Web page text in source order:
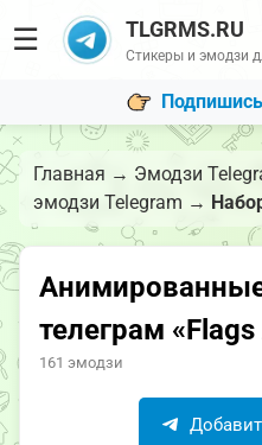
☰ TLGRMS.RU
Стикеры и эмодзи
Главная → Эмодзи
эмодзи Telegram →
телеграм
161 эмодзи